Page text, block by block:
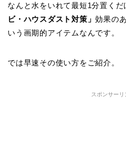
なんと水をいれて最短1分置くだ
ビ・ハウスダスト対策」効果の
いう画期的アイテムなんです。
では早速その使い方をご紹介。
スポンサーリ